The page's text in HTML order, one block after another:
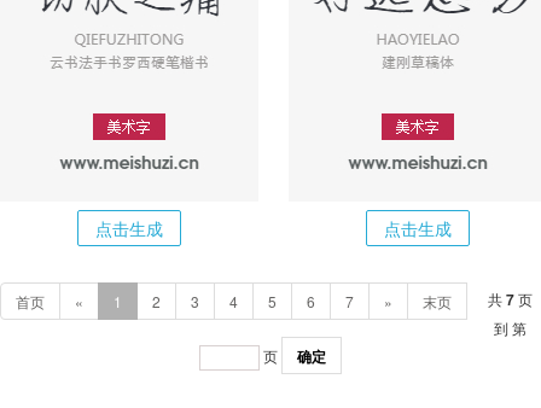
点击生成 点击生成
首页 « 1 2 3 4 5 6 7 » 末页 共7页
到 第
页
确定